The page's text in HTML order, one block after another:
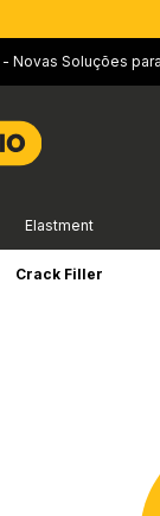
- Novas Soluções
Elastment
Crack Filler